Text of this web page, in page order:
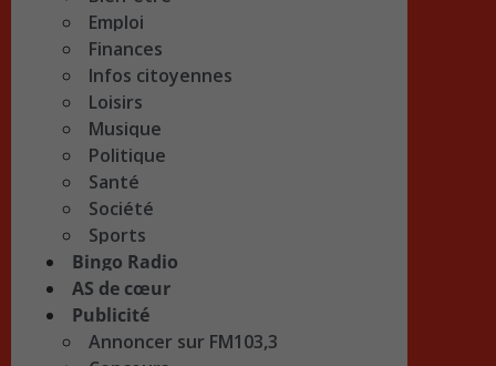
Emploi
Finances
Infos citoyennes
Loisirs
Musique
Politique
Santé
Société
Sports
Bingo Radio
AS de cœur
Publicité
Annoncer sur FM103,3